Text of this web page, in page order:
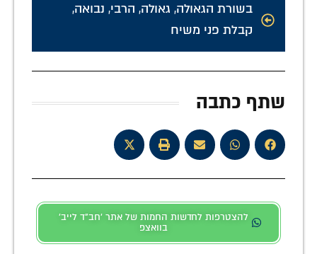
בשורת הגאולה, גאולה, הרבי, נבואה,
קבלת פני משיח
שתף כתבה
להצטרפות לחדשות החמות של אתר 'חב"ד לייב'
בוואצפ